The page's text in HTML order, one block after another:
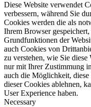
Diese Website verwendet
verbessern, während Sie
Cookies werden die als
Ihrem Browser
Grundfunktionen der
auch Cookies von
zu verstehen, wie Sie
nur mit Ihrer Zustimmung
auch die Möglichkeit,
dieser Cookies ablehnen,
User Experience haben.
Necessary